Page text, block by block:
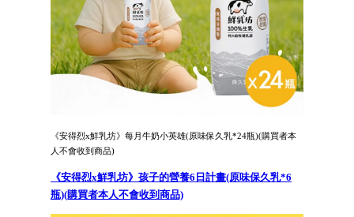
《安得烈x鮮乳坊》每月牛奶小英雄(原味保久乳*24瓶)(購買者本
人不會收到商品)
《安得烈x鮮乳坊》孩子的營養6日計畫(原味保久乳*6
瓶)(購買者本人不會收到商品)